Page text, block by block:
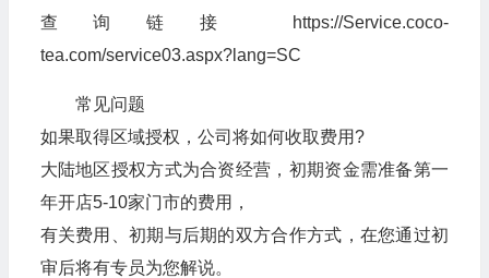
查询链接 https://Service.coco-
tea.com/service03.aspx?lang=SC
常见问题
如果取得区域授权，公司将如何收取费用?
大陆地区授权方式为合资经营，初期资金需准备第一
年开店5-10家门市的费用，
有关费用、初期与后期的双方合作方式，在您通过初
审后将有专员为您解说。